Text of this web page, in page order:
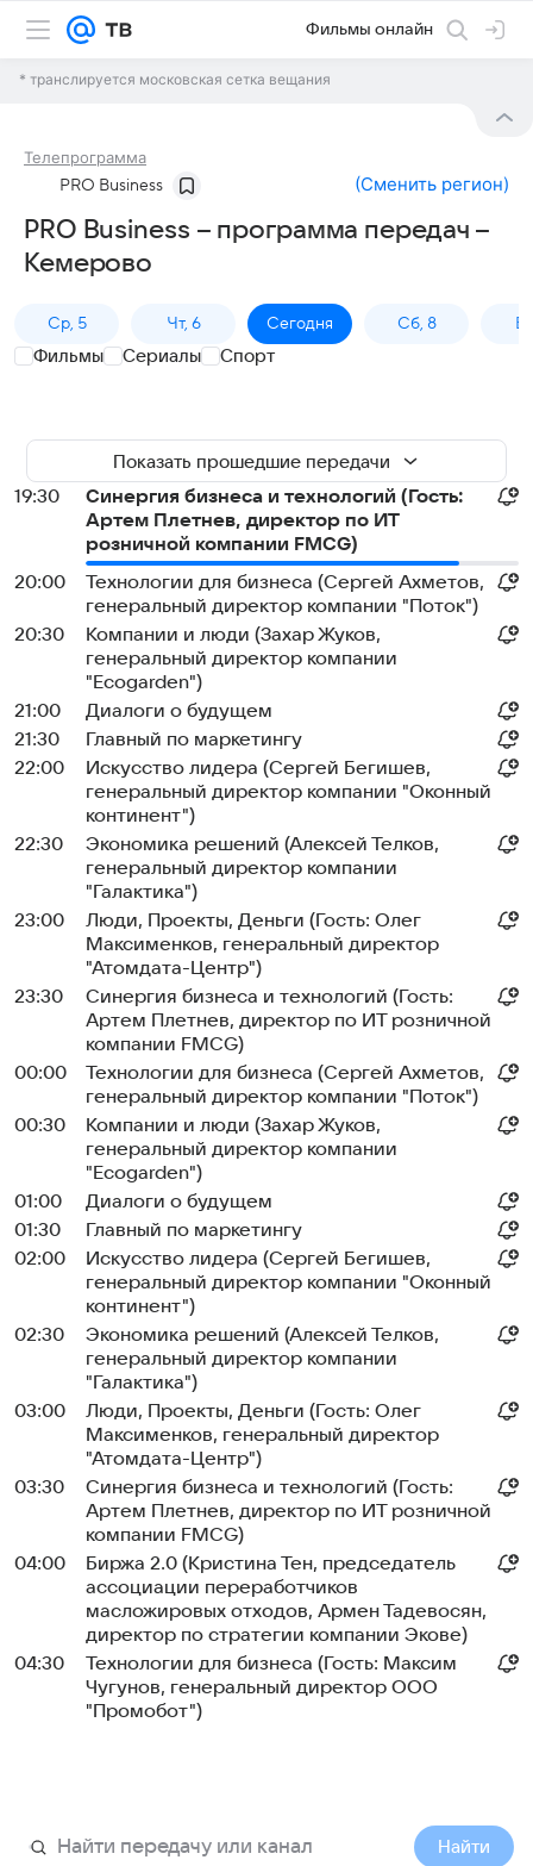
Фильмы онлайн
* транслируется московская сетка вещания
Телепрограмма
PRO Business (Сменить регион)
PRO Business – программа передач –
Кемерово
Ср, 5 Чт, 6 Сегодня Сб, 8
Фильмы Сериалы Спорт
Показать прошедшие передачи
19:30
Синергия бизнеса и технологий (Гость:
Артем Плетнев, директор по ИТ
розничной компании FMCG)
20:00
Технологии для бизнеса (Сергей Ахметов,
генеральный директор компании "Поток")
20:30
Компании и люди (Захар Жуков,
генеральный директор компании
"Ecogarden")
21:00
Диалоги о будущем
21:30
Главный по маркетингу
22:00
Искусство лидера (Сергей Бегишев,
генеральный директор компании "Оконный
континент")
22:30
Экономика решений (Алексей Телков,
генеральный директор компании
"Галактика")
23:00
Люди, Проекты, Деньги (Гость: Олег
Максименков, генеральный директор
"Атомдата-Центр")
23:30
Синергия бизнеса и технологий (Гость:
Артем Плетнев, директор по ИТ розничной
компании FMCG)
00:00
Технологии для бизнеса (Сергей Ахметов,
генеральный директор компании "Поток")
00:30
Компании и люди (Захар Жуков,
генеральный директор компании
"Ecogarden")
01:00
Диалоги о будущем
01:30
Главный по маркетингу
02:00
Искусство лидера (Сергей Бегишев,
генеральный директор компании "Оконный
континент")
02:30
Экономика решений (Алексей Телков,
генеральный директор компании
"Галактика")
03:00
Люди, Проекты, Деньги (Гость: Олег
Максименков, генеральный директор
"Атомдата-Центр")
03:30
Синергия бизнеса и технологий (Гость:
Артем Плетнев, директор по ИТ розничной
компании FMCG)
04:00
Биржа 2.0 (Кристина Тен, председатель
ассоциации переработчиков
масложировых отходов, Армен Тадевосян,
директор по стратегии компании Экове)
04:30
Технологии для бизнеса (Гость: Максим
Чугунов, генеральный директор ООО
"Промобот")
Найти